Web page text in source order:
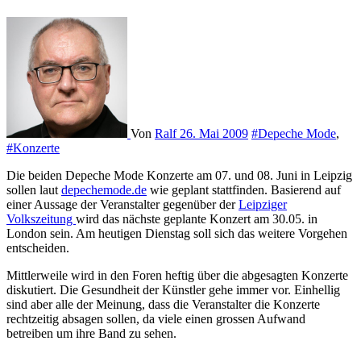
Von Ralf 26. Mai 2009 #Depeche Mode,
#Konzerte
Die beiden Depeche Mode Konzerte am 07. und 08. Juni in Leipzig
sollen laut depechemode.de wie geplant stattfinden. Basierend auf
einer Aussage der Veranstalter gegenüber derLeipziger
Volkszeitung wird das nächste geplante Konzert am 30.05. in
London sein. Am heutigen Dienstag soll sich das weitere Vorgehen
entscheiden.
Mittlerweile wird in den Foren heftig über die abgesagten Konzerte
diskutiert. Die Gesundheit der Künstler gehe immer vor. Einhellig
sind aber alle der Meinung, dass die Veranstalter die Konzerte
rechtzeitig absagen sollen, da viele einen grossen Aufwand
betreiben um ihre Band zu sehen.